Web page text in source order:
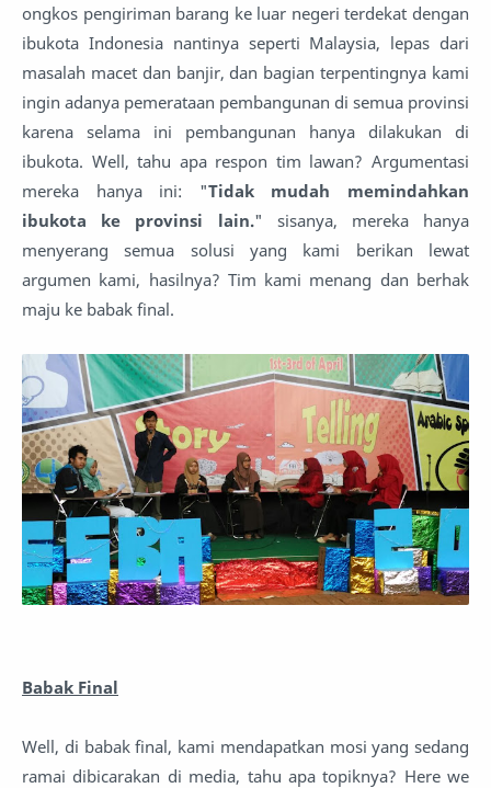
ongkos pengiriman barang ke luar negeri terdekat dengan
ibukota Indonesia nantinya seperti Malaysia, lepas dari
masalah macet dan banjir, dan bagian terpentingnya kami
ingin adanya pemerataan pembangunan di semua provinsi
karena selama ini pembangunan hanya dilakukan di
ibukota. Well, tahu apa respon tim lawan? Argumentasi
mereka hanya ini: "Tidak mudah memindahkan
ibukota ke provinsi lain." sisanya, mereka hanya
menyerang semua solusi yang kami berikan lewat
argumen kami, hasilnya? Tim kami menang dan berhak
maju ke babak final.
Babak Final
Well, di babak final, kami mendapatkan mosi yang sedang
ramai dibicarakan di media, tahu apa topiknya? Here we